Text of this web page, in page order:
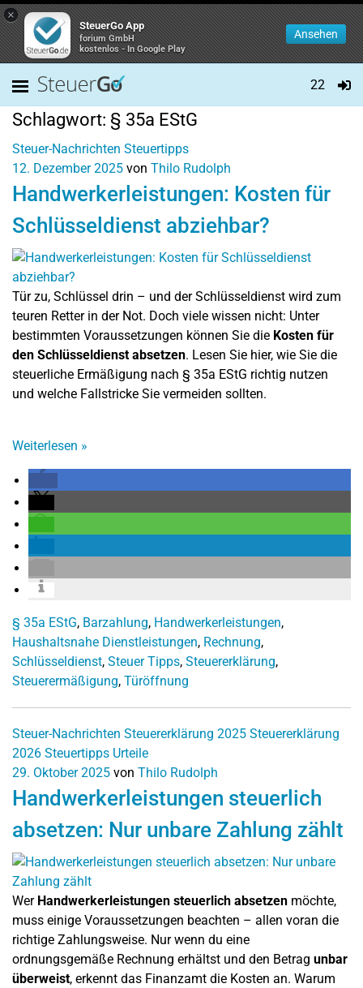
×
SteuerGo App
forium GmbH
kostenlos - In Google Play
Ansehen
22
Schlagwort: § 35a EStG
Steuer-Nachrichten Steuertipps
12. Dezember 2025 von Thilo Rudolph
Handwerkerleistungen: Kosten für
Schlüsseldienst abziehbar?
Tür zu, Schlüssel drin – und der Schlüsseldienst wird zum
teuren Retter in der Not. Doch viele wissen nicht: Unter
bestimmten Voraussetzungen können Sie die Kosten für
den Schlüsseldienst absetzen. Lesen Sie hier, wie Sie die
steuerliche Ermäßigung nach § 35a EStG richtig nutzen
und welche Fallstricke Sie vermeiden sollten.
Weiterlesen »
§ 35a EStG, Barzahlung, Handwerkerleistungen,
Haushaltsnahe Dienstleistungen, Rechnung,
Schlüsseldienst, Steuer Tipps, Steuererklärung,
Steuerermäßigung, Türöffnung
Steuer-Nachrichten Steuererklärung 2025 Steuererklärung
2026 Steuertipps Urteile
29. Oktober 2025 von Thilo Rudolph
Handwerkerleistungen steuerlich
absetzen: Nur unbare Zahlung zählt
Wer Handwerkerleistungen steuerlich absetzen möchte,
muss einige Voraussetzungen beachten – allen voran die
richtige Zahlungsweise. Nur wenn du eine
ordnungsgemäße Rechnung erhältst und den Betrag unbar
überweist, erkennt das Finanzamt die Kosten an. Warum